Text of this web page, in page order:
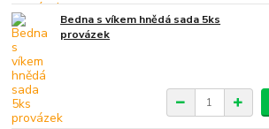
Bedna s víkem hnědá sada 5ks
provázek